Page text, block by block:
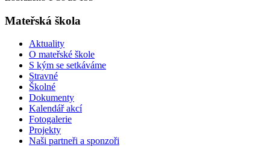
Mateřská škola
Aktuality
O mateřské škole
S kým se setkáváme
Stravné
Školné
Dokumenty
Kalendář akcí
Fotogalerie
Projekty
Naši partneři a sponzoři